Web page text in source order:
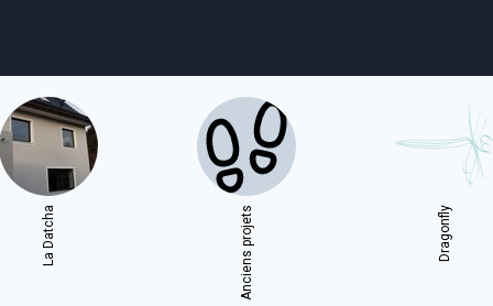
agenda personnes shop
email soutien
La Datcha Anciens projets Dragonfly